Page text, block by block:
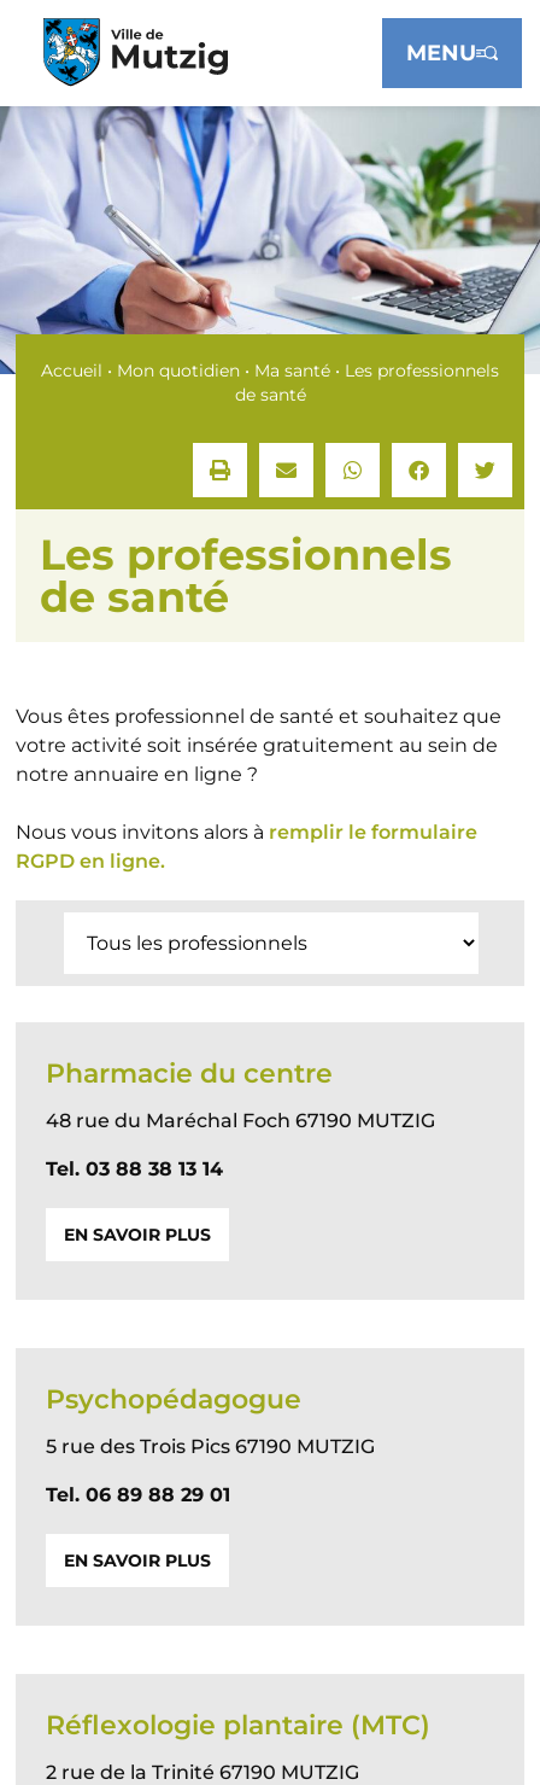
MENU
Accueil • Mon quotidien • Ma santé • Les professionnels
de santé
Les professionnels
de santé
Vous êtes professionnel de santé et souhaitez que
votre activité soit insérée gratuitement au sein de
notre annuaire en ligne ?
Nous vous invitons alors à remplir le formulaire
RGPD en ligne.
Pharmacie du centre
48 rue du Maréchal Foch 67190 MUTZIG
Tel. 03 88 38 13 14
EN SAVOIR PLUS
Psychopédagogue
5 rue des Trois Pics 67190 MUTZIG
Tel. 06 89 88 29 01
EN SAVOIR PLUS
Réflexologie plantaire (MTC)
2 rue de la Trinité 67190 MUTZIG
Panneau de gestion des cookies